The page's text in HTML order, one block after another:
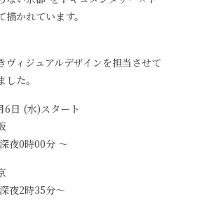
描かれています。
ヴィジュアルデザインを担当させて
た。
6日 (水)スタート
夜0時00分 〜
夜2時35分〜